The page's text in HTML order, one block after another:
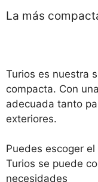
La más
Turios es nuestra
compacta. Con
adecuada tanto
exteriores.
Puedes escoger
Turios se puede
necesidades